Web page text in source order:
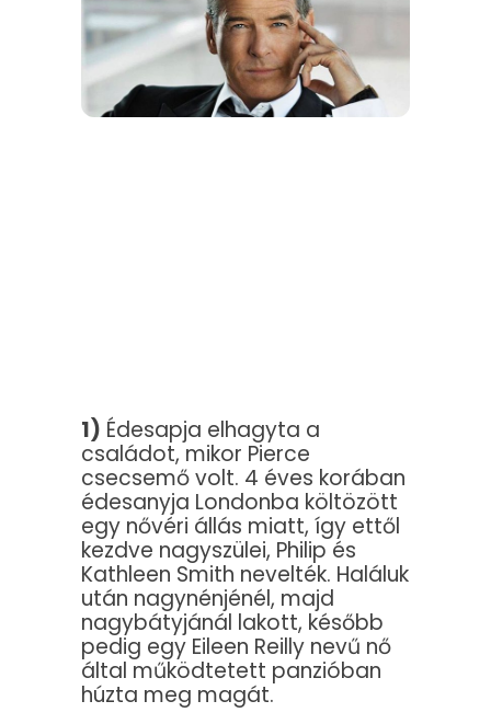
1) Édesapja elhagyta a
családot, mikor Pierce
csecsemő volt. 4 éves korában
édesanyja Londonba költözött
egy nővéri állás miatt, így ettől
kezdve nagyszülei, Philip és
Kathleen Smith nevelték. Haláluk
után nagynénjénél, majd
nagybátyjánál lakott, később
pedig egy Eileen Reilly nevű nő
által működtetett panzióban
húzta meg magát.